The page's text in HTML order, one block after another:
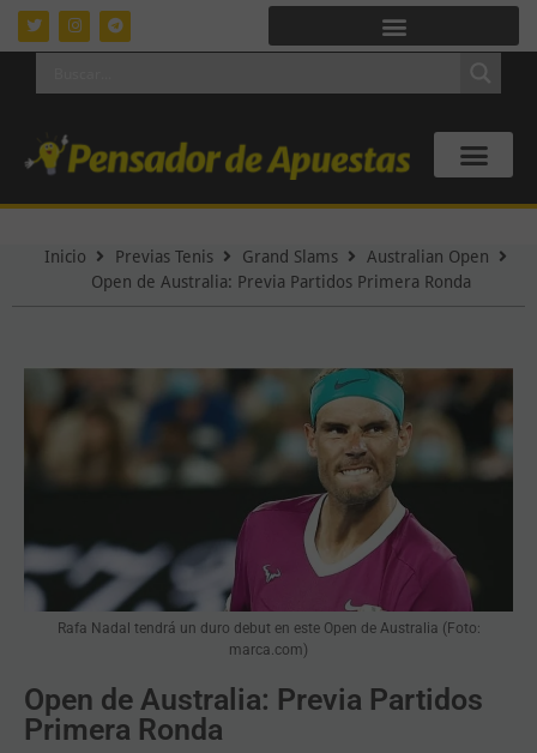
Inicio Previas Tenis Grand Slams
Australian Open
Open de Australia: Previa Partidos Primera Ronda
Rafa Nadal tendrá un duro debut en este Open de Australia (Foto:
marca.com)
Open de Australia: Previa Partidos
Primera Ronda